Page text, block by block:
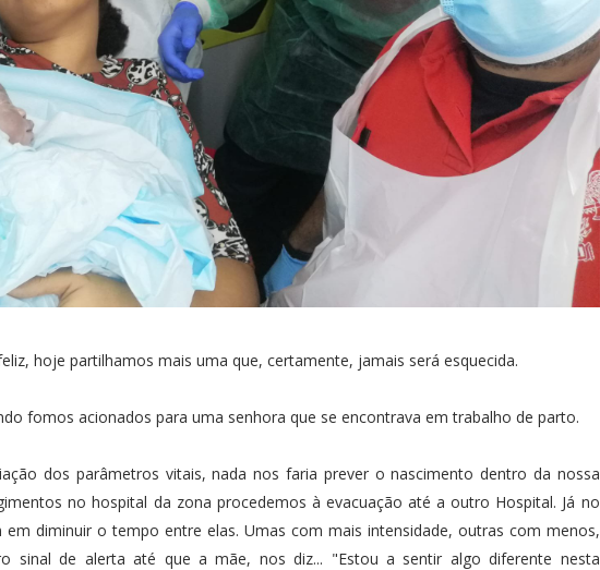
hoje partilhamos mais uma que, certamente, jamais será esquecida.
fomos acionados para uma senhora que se encontrava em trabalho de parto.
dos parâmetros vitais, nada nos faria prever o nascimento dentro da nossa
no hospital da zona procedemos à evacuação até a outro Hospital. Já no
diminuir o tempo entre elas. Umas com mais intensidade, outras com menos,
de alerta até que a mãe, nos diz... "Estou a sentir algo diferente nesta